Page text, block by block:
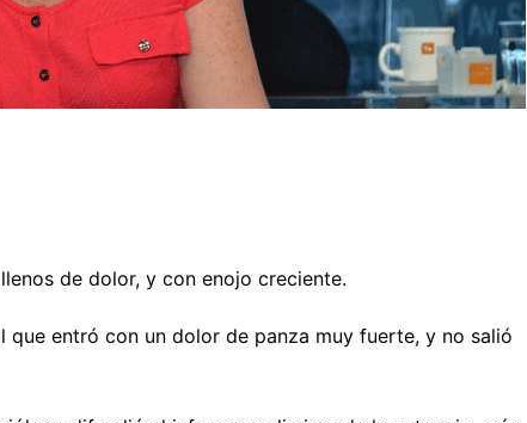
de dolor, y con enojo creciente.
que entró con un dolor de panza muy fuerte, y no salió